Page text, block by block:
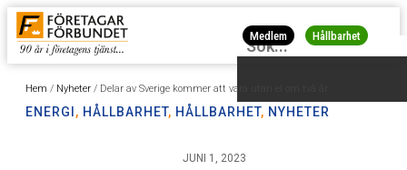
Medlem Hållbarhet
Hem / Nyheter / Delar av Sverige kommer att vara utan el om två år
ENERGI , HÅLLBARHET, HÅLLBARHET, NYHETER
JUNI 1, 2023